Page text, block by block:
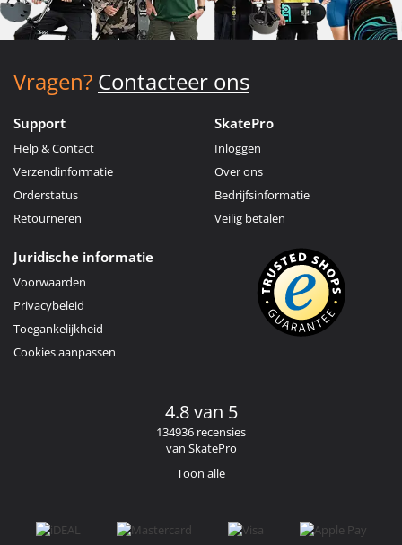
Vragen? Contacteer ons
Support
Help & Contact
Verzendinformatie
Orderstatus
Retourneren
SkatePro
Inloggen
Over ons
Bedrijfsinformatie
Veilig betalen
Juridische informatie
Voorwaarden
Privacybeleid
Toegankelijkheid
Cookies aanpassen
4.8 van 5
134936 recensies
van SkatePro
Toon alle